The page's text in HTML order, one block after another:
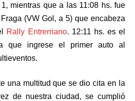
mientras que a las 11:08 hs. fue
(VW Gol, a 5) que encabeza
Rally Entrerriano. 12:11 hs. es el
que ingrese el primer auto al
una multitud que se dio cita en la
de nuestra ciudad, se cumplió